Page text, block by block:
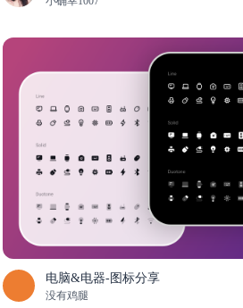
电脑&电器-图标分享
没有鸡腿